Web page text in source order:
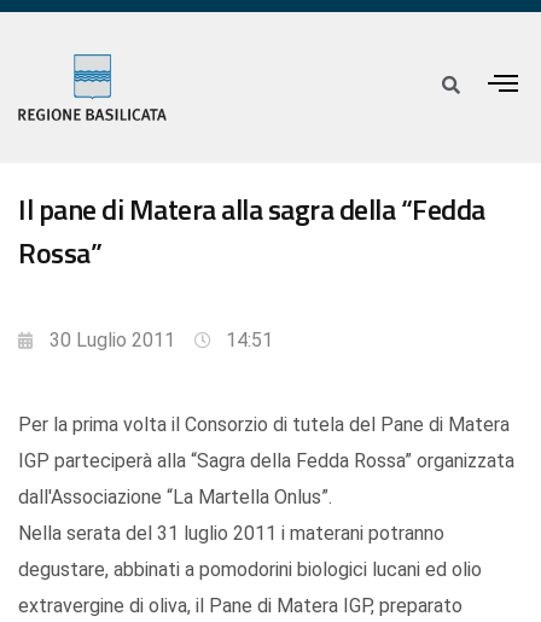
Il pane di Matera alla sagra della “Fedda
Rossa”
30 Luglio 2011 14:51
Per la prima volta il Consorzio di tutela del Pane di Matera
IGP parteciperà alla “Sagra della Fedda Rossa” organizzata
dall'Associazione “La Martella Onlus”.
Nella serata del 31 luglio 2011 i materani potranno
degustare, abbinati a pomodorini biologici lucani ed olio
extravergine di oliva, il Pane di Matera IGP, preparato